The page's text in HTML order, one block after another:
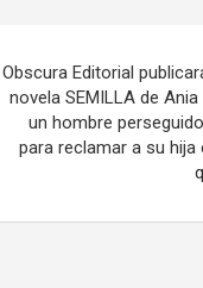
Obscura Editorial
novela SEMILLA de
un hombre
para reclamar a su